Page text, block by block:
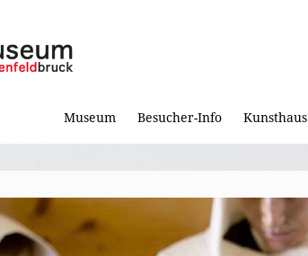
Museum Besucher-Info Kunsthaus